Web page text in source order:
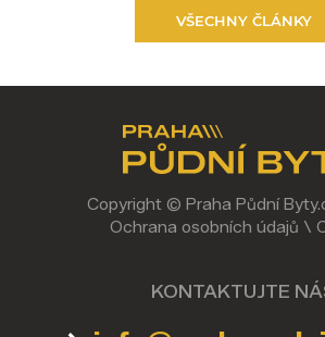
VŠECHNY ČLÁNKY
Copyright © Praha Půdní
Ochrana osobních údajů \
KONTAKTUJTE